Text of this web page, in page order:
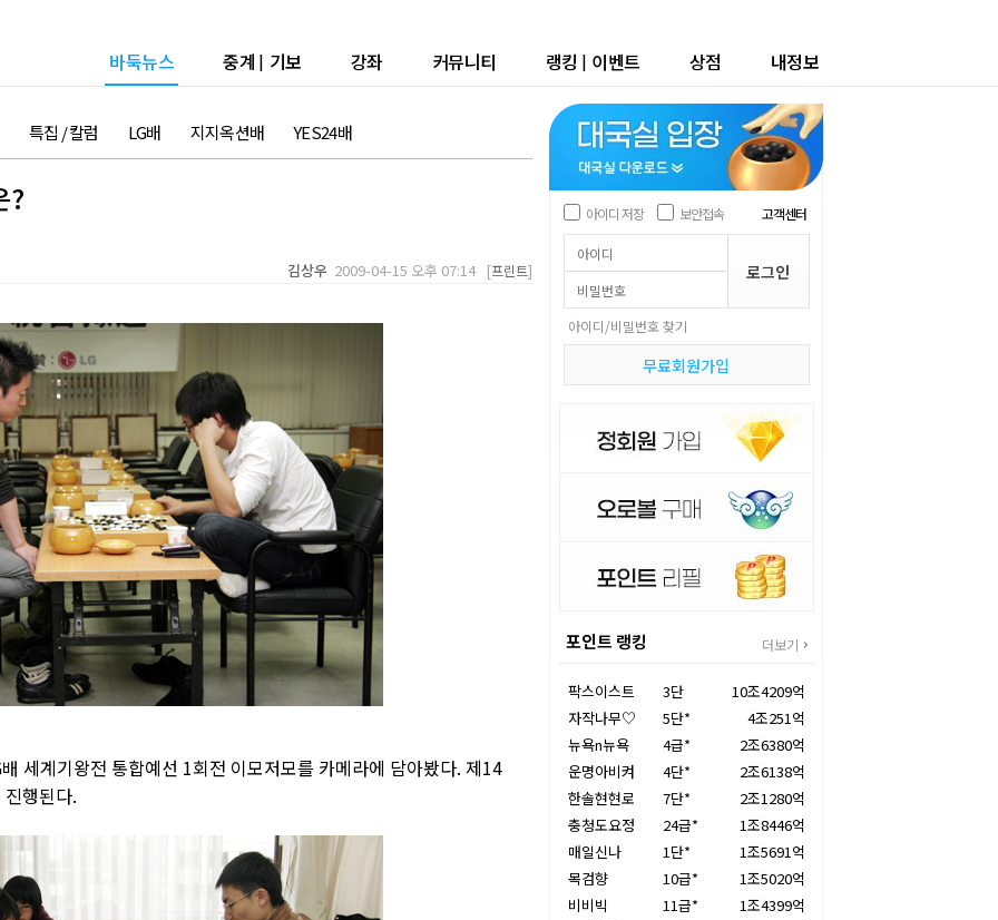
바둑뉴스 중계 | 기보 강좌 커뮤니티 랭킹 | 이벤트 상점 내정보
특집 / 칼럼 LG배 지지옥션배 YES24배
?
김상우 2009-04-15 오후 07:14 [프린트]
세계기왕전 통합예선 1회전 이모저모를 카메라에 담아봤다. 제14
행된다.
아이디 저장 보안접속 고객센터
아이디/비밀번호 찾기
무료회원가입
포인트 랭킹 더보기
팍스이스트 3단
10조4209억
자작나무♡
5단*
4조251억
뉴욕n뉴욕
4급*
2조6380억
운명아비켜
4단*
2조6138억
한솔현현로
7단*
2조1280억
충청도요정
24급*
1조8446억
매일신나
1단*
1조5691억
목검향
10급*
1조5020억
비비빅
11급*
1조4399억